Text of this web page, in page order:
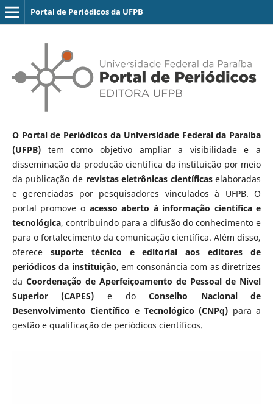
Portal de Periódicos da UFPB
O Portal de Periódicos da Universidade Federal da Paraíba
(UFPB)tem como objetivo ampliar a visibilidade e a
disseminação da produção científica da instituição por meio
da publicação de revistas eletrônicas científicaselaboradas
e gerenciadas por pesquisadores vinculados à UFPB. O
portal promove o acesso aberto à informação científica e
tecnológica, contribuindo para a difusão do conhecimento e
para o fortalecimento da comunicação científica. Além disso,
oferece suporte técnico e editorial aos editores de
periódicos da instituição, em consonância com as diretrizes
da Coordenação de Aperfeiçoamento de Pessoal de Nível
Superior (CAPES) e doConselho Nacional de
Desenvolvimento Científico e Tecnológico (CNPq) para a
gestão e qualificação de periódicos científicos.